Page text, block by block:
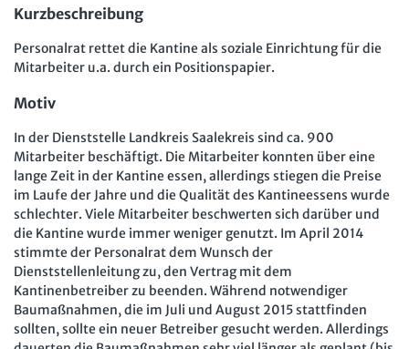
Arbeitsrecht im Betrieb
Der Personalrat
Computer und Arbeit
Gute Arbeit
Betriebsrat und Mitbestimmung
Arbeitsschutz und Mitbestimmung
Schwerbehindertenrecht und Inklusion
Mitbestimmung
Arbeit und Recht
Fachmodule
Betriebsratswissen online
Beschäftigtendatenschutz online
Personalratswissen online
Schwerbehindertenrecht online
Arbeitszeit online
KI-Praxis Arbeitsrecht online
JAV-Praxis online
Software
Newsletter
Bund SHOP
Abo
mein Bund-Online
Presse Interne Meldestelle Verträge kündigen
Hilfe
Datenschutz
AGB Impressum
Kontakt
Kurzbeschreibung
Personalrat rettet die Kantine als soziale Einrichtung für die
Mitarbeiter u.a. durch ein Positionspapier.
Motiv
In der Dienststelle Landkreis Saalekreis sind ca. 900
Mitarbeiter beschäftigt. Die Mitarbeiter konnten über eine
lange Zeit in der Kantine essen, allerdings stiegen die Preise
im Laufe der Jahre und die Qualität des Kantineessens wurde
schlechter. Viele Mitarbeiter beschwerten sich darüber und
die Kantine wurde immer weniger genutzt. Im April 2014
stimmte der Personalrat dem Wunsch der
Dienststellenleitung zu, den Vertrag mit dem
Kantinenbetreiber zu beenden. Während notwendiger
Baumaßnahmen, die im Juli und August 2015 stattfinden
sollten, sollte ein neuer Betreiber gesucht werden. Allerdings